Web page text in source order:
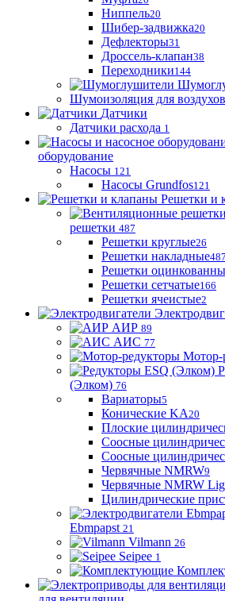
Ниппель20
Шибер-задвижка20
Дефлекторы31
Дроссель-клапан38
Переходники144
Шумоизоляция для
Датчики
Датчики расхода 1
оборудование
Насосы 121
Насосы Grundfos121
Решетки и
решетки 487
Решетки круглые26
Решетки накладные487
Решетки
Решетки сетчатые166
Решетки ячеистые2
АИР 89
АИС 77
Мотор-
(Элком) 76
Вариаторы5
Конические KA20
Плоские
Соосные
Соосные
Червячные NMRW9
Червячные NMRW
Цилиндрические
Ebmpapst 21
Vilmann 26
Seipee 1